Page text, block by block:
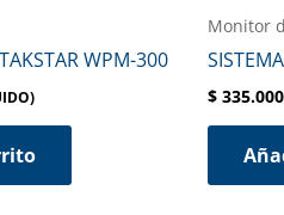
WPM-300
Monitor
$ 335.000